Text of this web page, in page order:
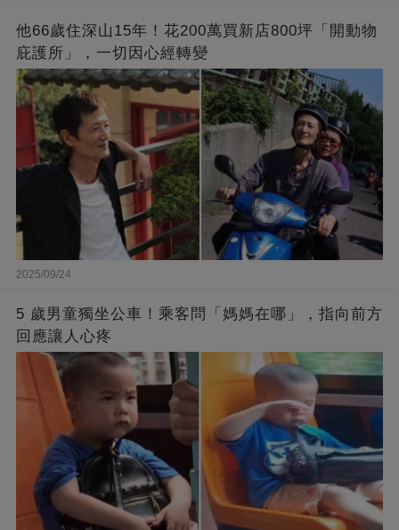
他66歲住深山15年！花200萬買新店800坪「開動物
庇護所」，一切因心經轉變
2025/09/24
5 歲男童獨坐公車！乘客問「媽媽在哪」，指向前方
回應讓人心疼